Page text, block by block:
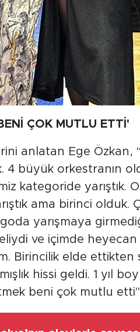
ÇOK MUTLU ETTİ'
anlatan Ege Özkan,
4 büyük orkestranın
kategoride yarıştık.
ama birinci olduk.
yarışmaya
ve içimde heyecan
Birincilik elde
hissi geldi. 1 yıl
beni çok mutlu